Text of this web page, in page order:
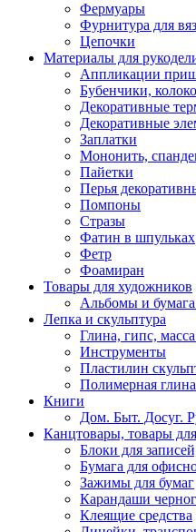
Фермуары
Фурнитура для
Цепочки
Материалы для
Аппликации
Бубенчики,
Декоративные
Декоративные
Заплатки
Мононить,
Пайетки
Перья
Помпоны
Стразы
Фатин в шпульках
Фетр
Фоамиран
Товары для художников
Альбомы и бумага
Лепка и скульптура
Глина, гипс,
Инструменты
Пластилин
Полимерная глина
Книги
Дом. Быт. Досуг.
Канцтовары, товары
Блоки для
Бумага для
Зажимы для бумаг
Карандаши
Клеящие средства